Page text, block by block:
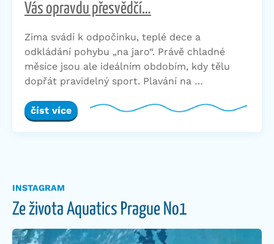
Vás opravdu přesvědčí…
Zima svádí k odpočinku, teplé dece a
odkládání pohybu „na jaro“. Právě chladné
měsíce jsou ale ideálním obdobím, kdy tělu
dopřát pravidelný sport. Plavání na …
číst více
INSTAGRAM
Ze života Aquatics Prague No1